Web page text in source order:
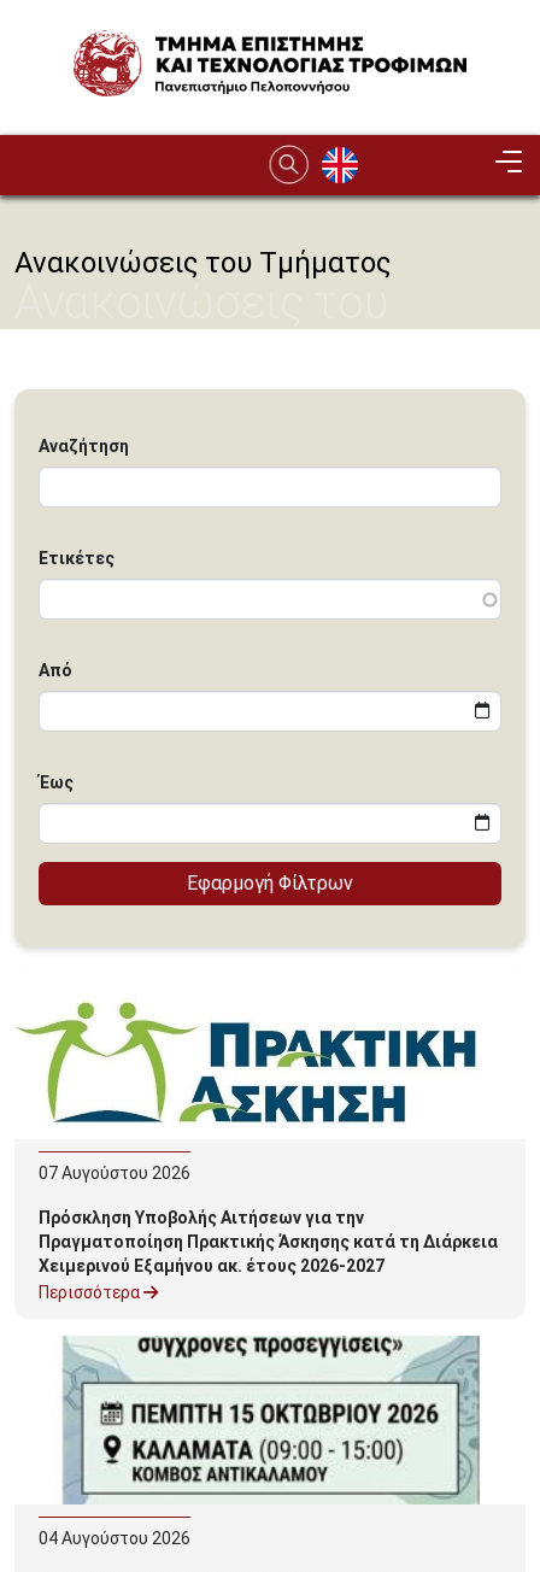
Image
Ανακοινώσεις του Τμήματος
Αναζήτηση
Ετικέτες
Από
Έως
07Αυγούστου 2026
Πρόσκληση Υποβολής Αιτήσεων για την
Πραγματοποίηση Πρακτικής Άσκησης κατά τη Διάρκεια
Χειμερινού Εξαμήνου ακ. έτους 2026-2027
Περισσότερα
04Αυγούστου 2026